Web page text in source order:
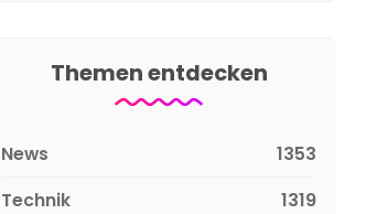
Themen entdecken
News
1353
Technik
1319